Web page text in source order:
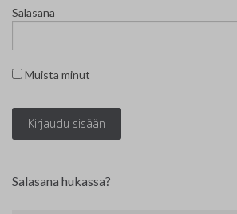
Yhteystiedot
Salasana
Muista minut
Salasana hukassa?